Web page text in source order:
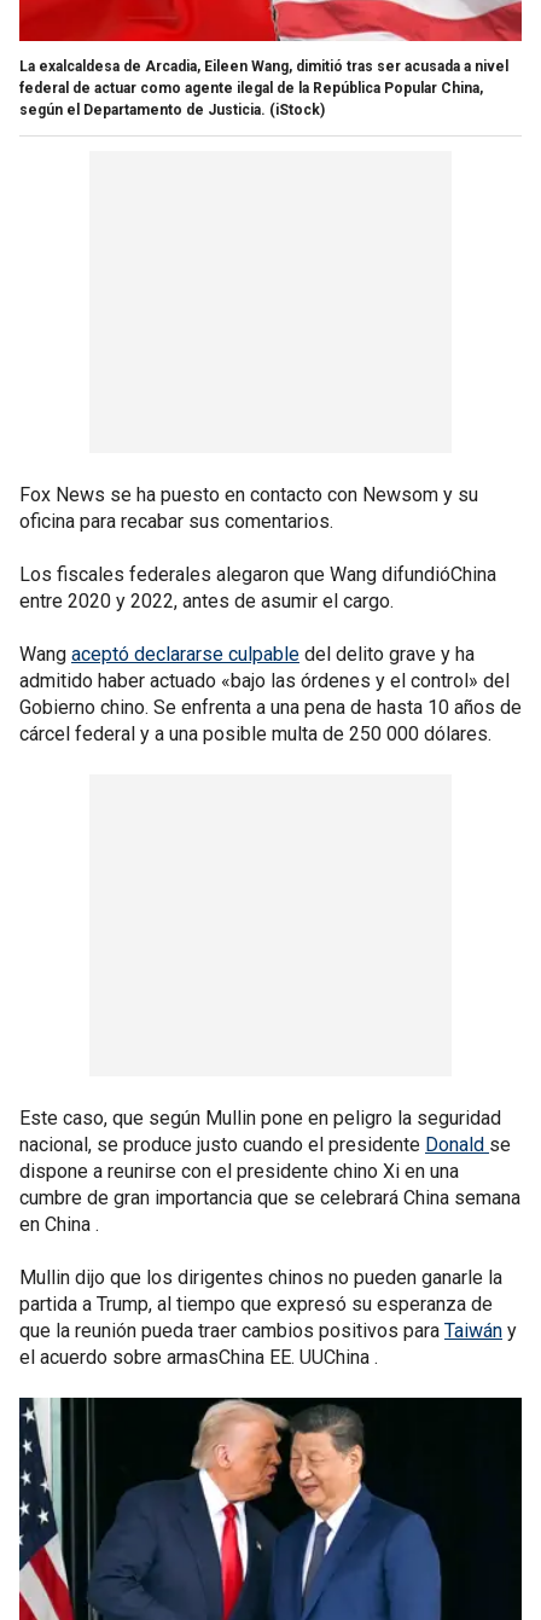
La exalcaldesa de Arcadia, Eileen Wang, dimitió tras ser acusada a nivel
federal de actuar como agente ilegal de la República Popular China,
según el Departamento de Justicia. (iStock)
Fox News se ha puesto en contacto con Newsom y su
oficina para recabar sus comentarios.
Los fiscales federales alegaron que Wang difundióChina
entre 2020 y 2022, antes de asumir el cargo.
Wang aceptó declararse culpable del delito grave y ha
admitido haber actuado «bajo las órdenes y el control» del
Gobierno chino. Se enfrenta a una pena de hasta 10 años de
cárcel federal y a una posible multa de 250 000 dólares.
Este caso, que según Mullin pone en peligro la seguridad
nacional, se produce justo cuando el presidente Donald se
dispone a reunirse con el presidente chino Xi en una
cumbre de gran importancia que se celebrará China semana
en China .
Mullin dijo que los dirigentes chinos no pueden ganarle la
partida a Trump, al tiempo que expresó su esperanza de
que la reunión pueda traer cambios positivos para Taiwán y
el acuerdo sobre armasChina EE. UUChina .